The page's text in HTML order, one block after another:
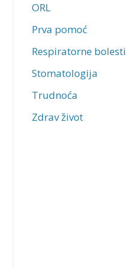
ORL
Prva pomoć
Respiratorne bolesti
Stomatologija
Trudnoća
Zdrav život